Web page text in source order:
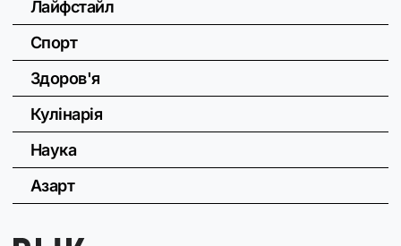
Лайфстайл
Спорт
Здоров'я
Кулінарія
Наука
Азарт